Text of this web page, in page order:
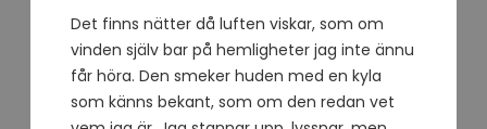
Det finns nätter då luften viskar, som om
vinden själv bar på hemligheter jag inte ännu
får höra. Den smeker huden med en kyla
som känns bekant, som om den redan vet